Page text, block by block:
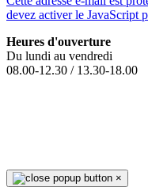
devez activer le JavaScript
Heures d'ouverture
Du lundi au vendredi
08.00-12.30 / 13.30-18.00
×